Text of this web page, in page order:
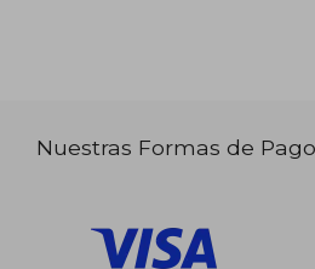
Nuestras Formas de Pago